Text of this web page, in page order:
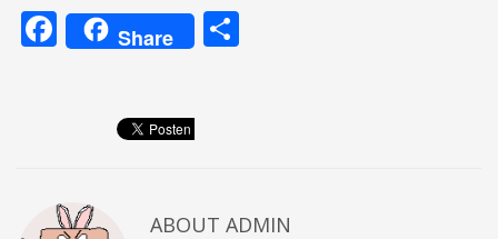
Facebook
Share
ABOUT ADMIN